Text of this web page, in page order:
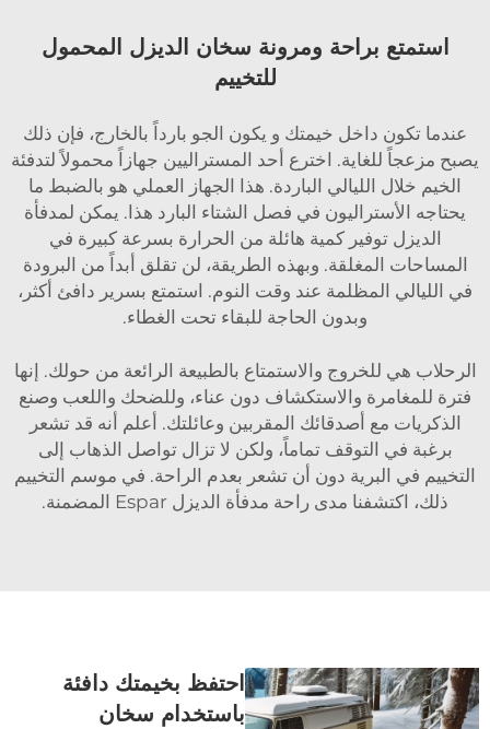
استمتع براحة ومرونة سخان الديزل المحمول
للتخييم
عندما تكون داخل خيمتك و يكون الجو بارداً بالخارج، فإن ذلك
يصبح مزعجاً للغاية. اخترع أحد المستراليين جهازاً محمولاً لتدفئة
الخيم خلال الليالي الباردة. هذا الجهاز العملي هو بالضبط ما
يحتاجه الأستراليون في فصل الشتاء البارد هذا. يمكن لمدفأة
الديزل توفير كمية هائلة من الحرارة بسرعة كبيرة في
المساحات المغلقة. وبهذه الطريقة، لن تقلق أبداً من البرودة
في الليالي المظلمة عند وقت النوم. استمتع بسرير دافئ أكثر،
وبدون الحاجة للبقاء تحت الغطاء.
الرحلاب هي للخروج والاستمتاع بالطبيعة الرائعة من حولك. إنها
فترة للمغامرة والاستكشاف دون عناء، وللضحك واللعب وصنع
الذكريات مع أصدقائك المقربين وعائلتك. أعلم أنه قد تشعر
برغبة في التوقف تماماً، ولكن لا تزال تواصل الذهاب إلى
التخييم في البرية دون أن تشعر بعدم الراحة. في موسم التخييم
ذلك، اكتشفنا مدى راحة مدفأة الديزل Espar المضمنة.
احتفظ بخيمتك دافئة
باستخدام سخان